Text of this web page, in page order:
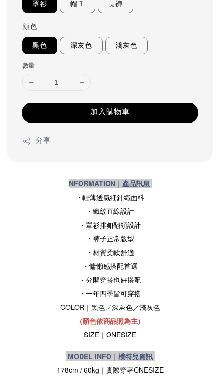
罩衫 帽Ｔ 長褲
顔色
黑色 深灰色 淺灰色
數量
加入購物車
分享
NFORMATION｜產品訊息
・輕薄透氣細針織面料
・ 織紋直線設計
・罩衫排釦翻領設計
・褲子正常版型
・ 材質柔軟舒適
・慵懶感搭配首選
・分開穿搭也好搭配
・ 一年四季皆可穿搭
COLOR｜ 黑色／深灰色／淺灰色
（顏色依商品照為主）
SIZE ｜ ONESIZE
MODEL INFO｜模特兒資訊
178cm / 60kg｜實際穿著ONESIZE